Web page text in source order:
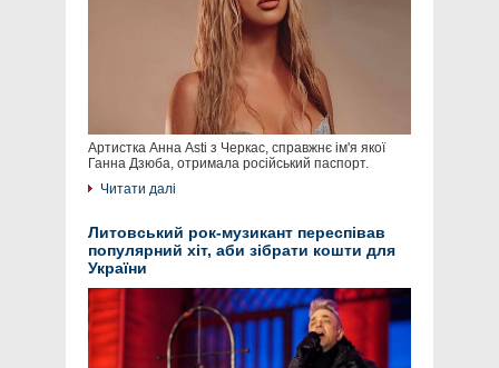
Артистка Анна Asti з Черкас, справжнє ім'я якої
Ганна Дзюба, отримала російський паспорт.
Читати далі
Литовський рок-музикант переспівав
популярний хіт, аби зібрати кошти для
України